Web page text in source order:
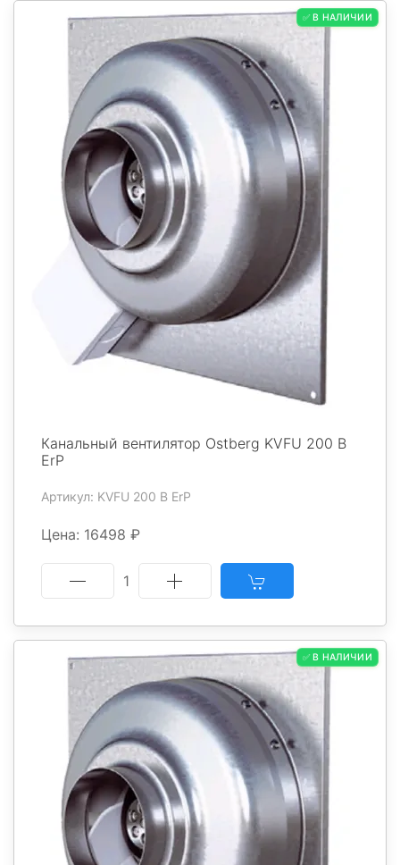
✅ В НАЛИЧИИ
Канальный вентилятор Ostberg KVFU 200 B
ErP
Артикул: KVFU 200 B ErP
Цена: 16498 ₽
1
✅ В НАЛИЧИИ